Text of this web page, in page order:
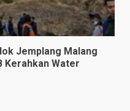
Jemplang Malang
Kerahkan Water